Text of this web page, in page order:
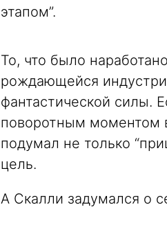
этапом”.
То, что было
рождающейся
фантастической силы.
поворотным моментом
подумал не только
цель.
А Скалли задумался о